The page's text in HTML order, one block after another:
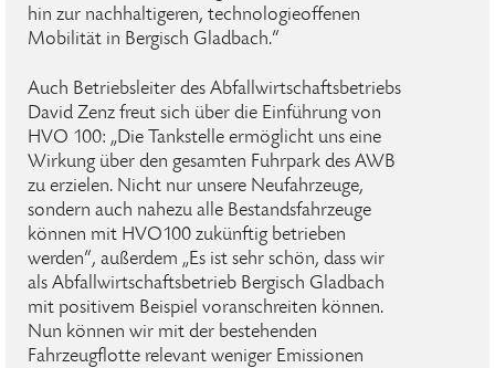
hin zur nachhaltigeren, technologieoffenen
Mobilität in Bergisch Gladbach.“
Auch Betriebsleiter des Abfallwirtschaftsbetriebs
David Zenz freut sich über die Einführung von
HVO 100: „Die Tankstelle ermöglicht uns eine
Wirkung über den gesamten Fuhrpark des AWB
zu erzielen. Nicht nur unsere Neufahrzeuge,
sondern auch nahezu alle Bestandsfahrzeuge
können mit HVO100 zukünftig betrieben
werden“, außerdem „Es ist sehr schön, dass wir
als Abfallwirtschaftsbetrieb Bergisch Gladbach
mit positivem Beispiel voranschreiten können.
Nun können wir mit der bestehenden
Fahrzeugflotte relevant weniger Emissionen